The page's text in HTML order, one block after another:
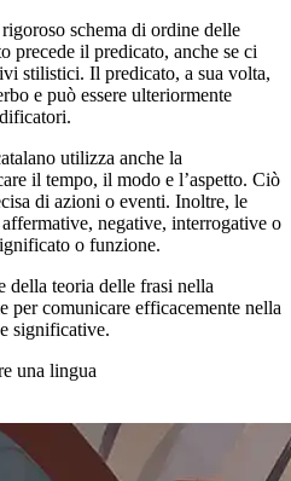
schema di ordine delle
precede il predicato, anche se ci
stilistici. Il predicato, a sua volta,
e può essere ulteriormente
utilizza anche la
il tempo, il modo e l’aspetto. Ciò
di azioni o eventi. Inoltre, le
negative, interrogative o
o funzione.
della teoria delle frasi nella
per comunicare efficacemente nella
significative.
una lingua